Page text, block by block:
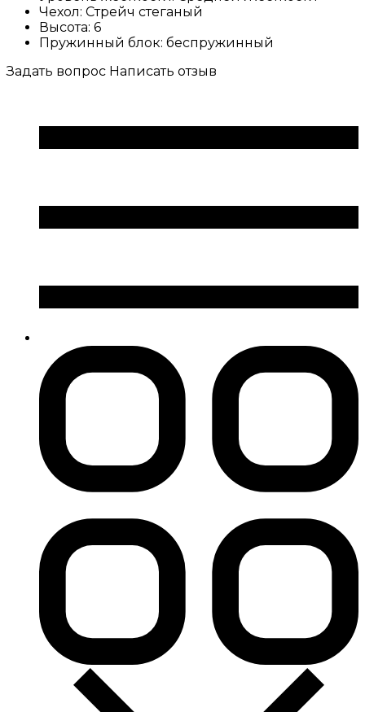
Чехол: Стрейч стеганый
Высота: 6
Пружинный блок: беспружинный
Задать вопрос Написать отзыв